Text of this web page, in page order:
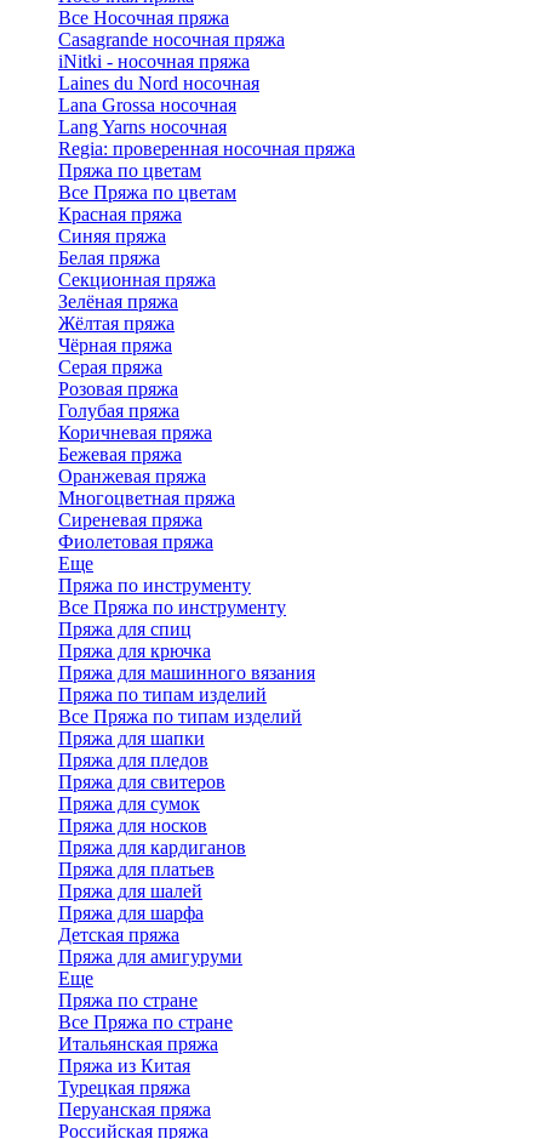
Все Носочная пряжа
Casagrande носочная пряжа
iNitki - носочная пряжа
Laines du Nord носочная
Lana Grossa носочная
Lang Yarns носочная
Regia: проверенная носочная пряжа
Пряжа по цветам
Все Пряжа по цветам
Красная пряжа
Синяя пряжа
Белая пряжа
Секционная пряжа
Зелёная пряжа
Жёлтая пряжа
Чёрная пряжа
Серая пряжа
Розовая пряжа
Голубая пряжа
Коричневая пряжа
Бежевая пряжа
Оранжевая пряжа
Многоцветная пряжа
Сиреневая пряжа
Фиолетовая пряжа
Еще
Пряжа по инструменту
Все Пряжа по инструменту
Пряжа для спиц
Пряжа для крючка
Пряжа для машинного вязания
Пряжа по типам изделий
Все Пряжа по типам изделий
Пряжа для шапки
Пряжа для пледов
Пряжа для свитеров
Пряжа для сумок
Пряжа для носков
Пряжа для кардиганов
Пряжа для платьев
Пряжа для шалей
Пряжа для шарфа
Детская пряжа
Пряжа для амигуруми
Еще
Пряжа по стране
Все Пряжа по стране
Итальянская пряжа
Пряжа из Китая
Турецкая пряжа
Перуанская пряжа
Российская пряжа